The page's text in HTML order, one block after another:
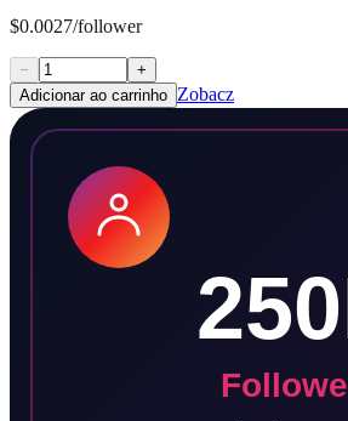
$0.0027/follower
−
+
Adicionar ao carrinho Zobacz